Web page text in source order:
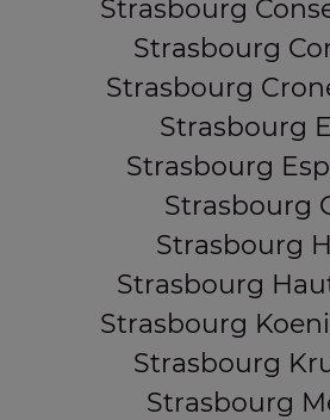
Strasbourg
Strasbourg
Strasbourg
Strasbourg
Strasbourg
Strasbourg
Strasbourg
Strasbourg
Strasbourg
Strasbourg
Strasbourg